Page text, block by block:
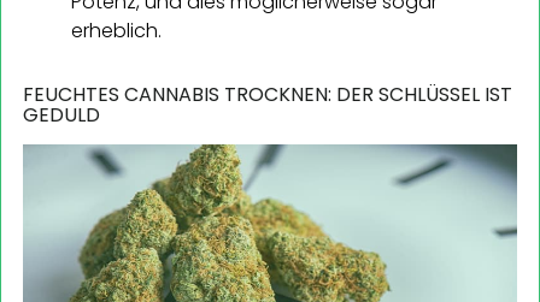
erheblich.
FEUCHTES CANNABIS TROCKNEN: DER SCHLÜSSEL IST
GEDULD